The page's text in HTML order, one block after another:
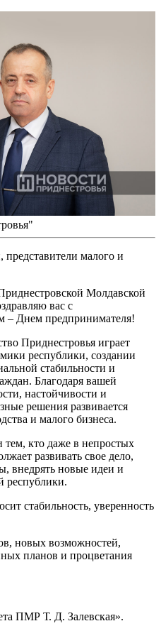
малого и
Молдавской
вас с
– Днем предпринимателя!
Приднестровья играет
республики, создании
стабильности и
Благодаря вашей
настойчивости и
решения развивается
и малого бизнеса.
тем, кто даже в непростых
развивать свое дело,
внедрять новые идеи и
республики.
стабильность, уверенность
новых возможностей,
планов и процветания
ПМР Т. Д. Залевская».